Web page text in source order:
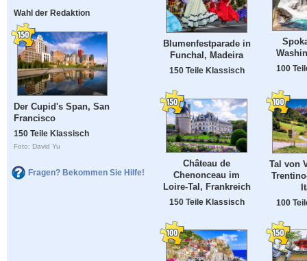
Wahl der Redaktion
Der Cupid's Span, San
Francisco
150 Teile Klassisch
Foto: David Yu
Fragen? Bekommen Sie Hilfe!
Blumenfestparade in
Funchal, Madeira
150 Teile Klassisch 100
Château de
Chenonceau im
Loire-Tal, Frankreich
150 Teile Klassisch
Tal von
100